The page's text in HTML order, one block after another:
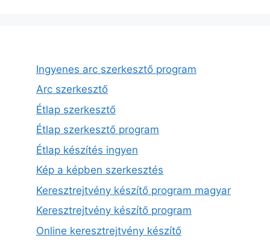
Ingyenes arc szerkesztő program
Arc szerkesztő
Étlap szerkesztő
Étlap szerkesztő program
Étlap készítés ingyen
Kép a képben szerkesztés
Keresztrejtvény készítő program magyar
Keresztrejtvény készítő program
Online keresztrejtvény készítő